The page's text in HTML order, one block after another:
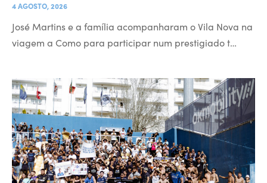
4 AGOSTO, 2026
José Martins e a família acompanharam o Vila Nova na
viagem a Como para participar num prestigiado t…